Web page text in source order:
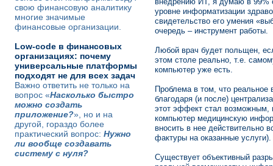
свою финансовую аналитику
многие значимые
финансовые организации.
Low-code в финансовых
организациях: почему
универсальные платформы
подходят не для всех задач
Важно ответить не только на
вопрос «Насколько быстро
можно создать
приложение?», но и на
другой, гораздо более
практический вопрос: Нужно
ли вообще создавать
систему с нуля?
уровне информатизации
свидетельство его умения
очередь – инструмент работы.
Любой врач будет польщен,
этом столе реально, т.е.
компьютер уже есть.
Проблема в том, что реальное
благодаря (и после)
этот эффект стал возможным,
компьютер медицинскую
вносить в нее действительно
фактуры на оказанные услуги).
Существует объективный